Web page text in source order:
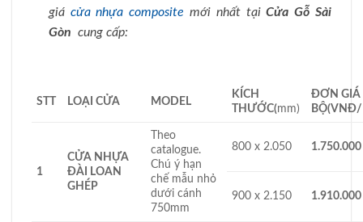
giá cửa nhựa composite mới nhất tạiCửa Gỗ Sài
Gòn cung cấp:
STT LOA ̣I CỬA MODEL
KÍCH
THƯỚC(mm)
ĐƠN GIÁ
BỘ(VNĐ/
1
CỬA NHỰA
ĐÀI LOAN
GHÉP
Theo
catalogue.
Chú ý hạn
chế mẫu nhỏ
dưới cánh
750mm
800 x 2.050 1.750.000
900 x 2.150 1.910.000